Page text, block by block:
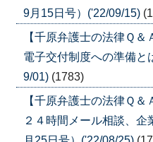
9月15日号）('22/09/15)
【千原弁護士の法律Ｑ
電子交付制度への準備と
9/01) (1783)
【千原弁護士の法律Ｑ
２４時間メール相談、